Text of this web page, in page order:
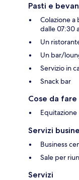
Pasti e
Colazione
dalle 07:30
Un
Un bar/
Servizio in
Snack bar
Cose da fare
Equitazione
Servizi
Business
Sale per
Servizi